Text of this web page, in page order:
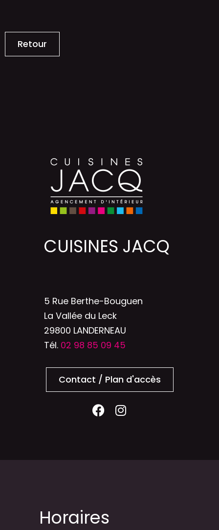
Retour
CUISINES JACQ
5 Rue Berthe-Bouguen
La Vallée du Leck
29800 LANDERNEAU
Tél. 02 98 85 09 45
Contact / Plan d'accès
Horaires